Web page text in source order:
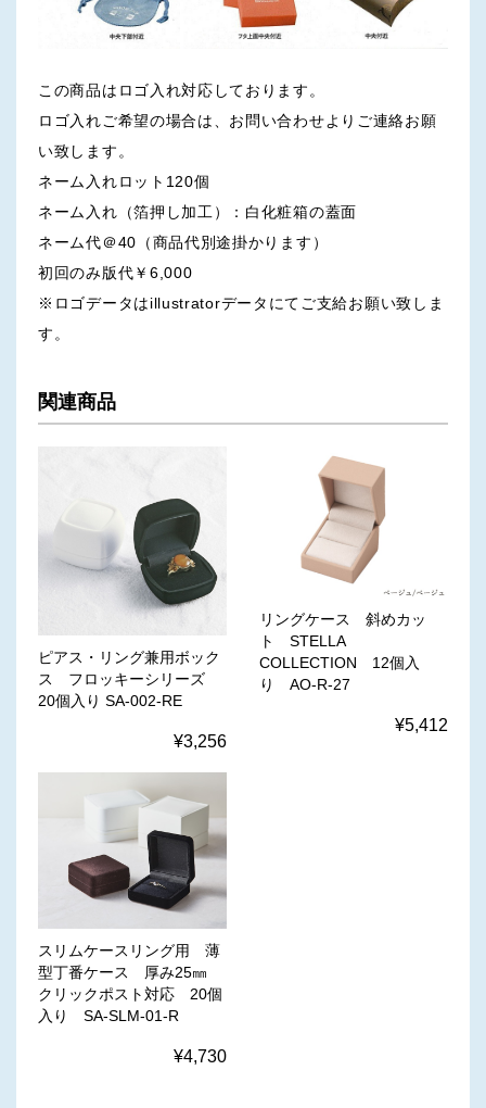
この商品はロゴ入れ対応しております。
ロゴ入れご希望の場合は、お問い合わせよりご連絡お願
い致します。
ネーム入れロット120個
ネーム入れ（箔押し加工）：白化粧箱の蓋面
ネーム代＠40（商品代別途掛かります）
初回のみ版代￥6,000
※ロゴデータはillustratorデータにてご支給お願い致しま
す。
関連商品
ピアス・リング兼用ボック
ス フロッキーシリーズ
20個入り SA-002-RE
¥3,256
リングケース 斜めカッ
ト STELLA
COLLECTION 12個入
り AO-R-27
¥5,412
スリムケースリング用 薄
型丁番ケース 厚み25㎜
クリックポスト対応 20個
入り SA-SLM-01-R
¥4,730